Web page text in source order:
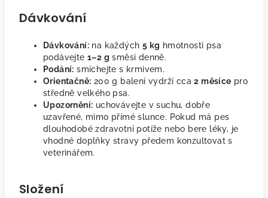
Dávkování
Dávkování: na každých 5 kg hmotnosti psa
podávejte1–2 g směsi denně.
Podání: smíchejte s krmivem.
Orientačně: 200 g balení vydrží cca2 měsíce pro
středně velkého psa.
Upozornění: uchovávejte v suchu, dobře
uzavřené, mimo přímé slunce. Pokud má pes
dlouhodobé zdravotní potíže nebo bere léky, je
vhodné doplňky stravy předem konzultovat s
veterinářem.
Složení